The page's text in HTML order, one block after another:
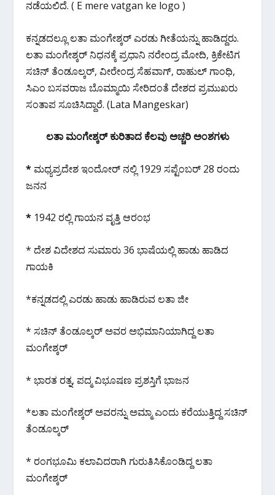
ನಡೆಯಲಿದೆ. ( E mere vatgan ke logo )
ಕನ್ನಡದಲ್ಲೂ ಲತಾ ಮಂಗೇಶ್ಕರ್ ಎರಡು ಗೀತೆಯನ್ನು ಹಾಡಿದ್ದರು.
ಲತಾ ಮಂಗೇಶ್ಕರ್ ನಿಧನಕ್ಕೆ ಪ್ರಧಾನಿ ನರೇಂದ್ರ ಮೋದಿ, ಕ್ರಿಕೇಟಿಗ
ಸಚಿನ್ ತೆಂಡೂಲ್ಕರ್, ವೀರೇಂದ್ರ ಸೆಹವಾಗ್, ರಾಹುಲ್ ಗಾಂಧಿ,
ಸಿಎಂ ಬಸವರಾಜ ಬೊಮ್ಮಾಯಿ ಸೇರಿದಂತೆ ದೇಶದ ಪ್ರಮುಖರು
ಸಂತಾಪ ಸೂಚಿಸಿದ್ದಾರೆ. (Lata Mangeskar)
ಲತಾ ಮಂಗೇಶ್ಕರ್ ಕುರಿತಾದ ಕೆಲವು ಅಚ್ಚರಿ ಅಂಶಗಳು
*ಮಧ್ಯಪ್ರದೇಶ ಇಂದೋರ್ ನಲ್ಲಿ 1929 ಸಪ್ಟೆಂಬರ್ 28 ರಂದು
ಜನನ
* 1942 ರಲ್ಲಿ ಗಾಯನ ವೃತ್ತಿ ಆರಂಭ
* ದೇಶ ವಿದೇಶದ ಸುಮಾರು 36 ಭಾಷೆಯಲ್ಲಿ ಹಾಡು ಹಾಡಿದ
ಗಾಯಕಿ
*ಕನ್ನಡದಲ್ಲಿ ಎರಡು ಹಾಡು ಹಾಡಿರುವ ಲತಾ ಜೀ
* ಸಚಿನ್ ತೆಂಡೂಲ್ಕರ್ ಅವರ ಅಭಿಮಾನಿಯಾಗಿದ್ದ ಲತಾ
ಮಂಗೇಶ್ಕರ್
* ಭಾರತ ರತ್ನ, ಪದ್ಮ ವಿಭೂಷಣ ಪ್ರಶಸ್ತಿಗೆ ಭಾಜನ
*ಲತಾ ಮಂಗೇಶ್ಕರ್ ಅವರನ್ನು ಅಮ್ಮಾ ಎಂದು ಕರೆಯುತ್ತಿದ್ದ ಸಚಿನ್
ತೆಂಡೂಲ್ಕರ್
* ರಂಗಭೂಮಿ ಕಲಾವಿದರಾಗಿ ಗುರುತಿಸಿಕೊಂಡಿದ್ದ ಲತಾ
ಮಂಗೇಶ್ಕರ್